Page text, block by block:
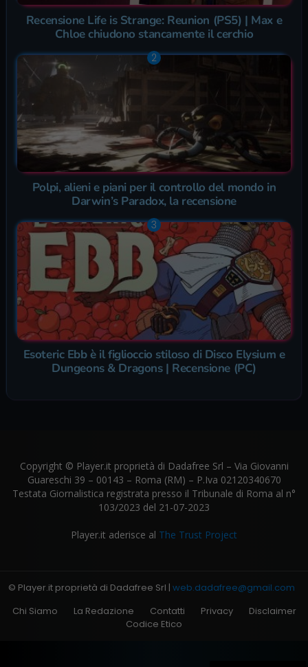
Recensione Life is Strange: Reunion (PS5) | Max e
Chloe chiudono stancamente il cerchio
Polpi, alieni e piani per il controllo del mondo in
Darwin’s Paradox, la recensione
Esoteric Ebb è il figlioccio stiloso di Disco Elysium e
Dungeons & Dragons | Recensione (PC)
Copyright © Player.it proprietà di Dadafree Srl – Via Giovanni
Guareschi 39 – 00143 – Roma (RM) – P.Iva 02120340670
Testata Giornalistica registrata presso il Tribunale di Roma al n°
103/2023 del 21-07-2023
Player.it aderisce al The Trust Project
© Player.it proprietà di Dadafree Srl | web.dadafree@gmail.com
Chi Siamo
La Redazione Contatti Privacy
Disclaimer
Codice Etico